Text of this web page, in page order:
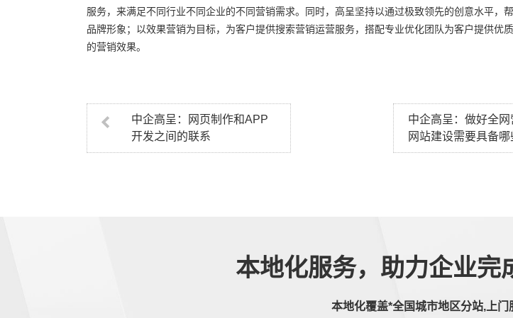
服务，来满足不同行业不同企业的不同营销需求。同时，高呈坚持以通过极致领先的创意水平，
品牌形象；以效果营销为目标，为客户提供搜索营销运营服务，搭配专业优化团队为客户提供优
的营销效果。
中企高呈：网页制作和APP
开发之间的联系
中企高呈：做好全网
网站建设需要具备哪
功能
本地化服务，助力企业完
本地化覆盖*全国城市地区分站,上